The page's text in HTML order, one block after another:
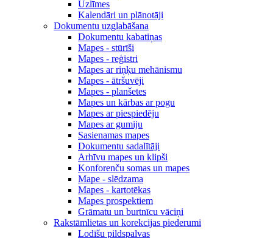
Uzlīmes
Kalendāri un plānotāji
Dokumentu uzglabāšana
Dokumentu kabatiņas
Mapes - stūrīši
Mapes - reģistri
Mapes ar riņķu mehānismu
Mapes - ātršuvēji
Mapes - planšetes
Mapes un kārbas ar pogu
Mapes ar piespiedēju
Mapes ar gumiju
Sasienamas mapes
Dokumentu sadalītāji
Arhīvu mapes un klipši
Konforenču somas un mapes
Mape - slēdzama
Mapes - kartotēkas
Mapes prospektiem
Grāmatu un burtnīcu vāciņi
Rakstāmlietas un korekcijas piederumi
Lodīšu pildspalvas